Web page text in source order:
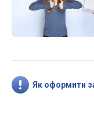
Як оформити